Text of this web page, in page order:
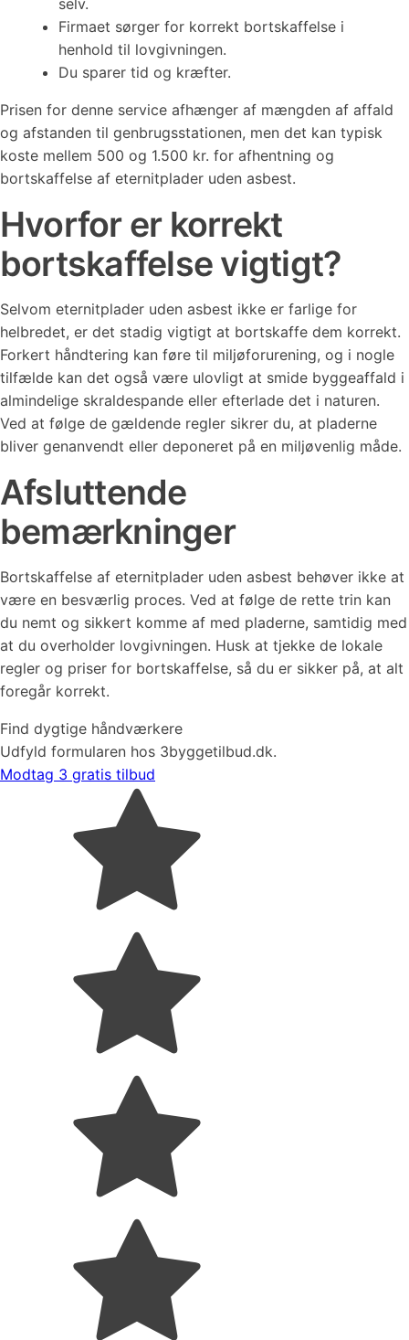
selv.
Firmaet sørger for korrekt bortskaffelse i
henhold til lovgivningen.
Du sparer tid og kræfter.
Prisen for denne service afhænger af mængden af affald
og afstanden til genbrugsstationen, men det kan typisk
koste mellem 500 og 1.500 kr. for afhentning og
bortskaffelse af eternitplader uden asbest.
Hvorfor er korrekt
bortskaffelse vigtigt?
Selvom eternitplader uden asbest ikke er farlige for
helbredet, er det stadig vigtigt at bortskaffe dem korrekt.
Forkert håndtering kan føre til miljøforurening, og i nogle
tilfælde kan det også være ulovligt at smide byggeaffald i
almindelige skraldespande eller efterlade det i naturen.
Ved at følge de gældende regler sikrer du, at pladerne
bliver genanvendt eller deponeret på en miljøvenlig måde.
Afsluttende
bemærkninger
Bortskaffelse af eternitplader uden asbest behøver ikke at
være en besværlig proces. Ved at følge de rette trin kan
du nemt og sikkert komme af med pladerne, samtidig med
at du overholder lovgivningen. Husk at tjekke de lokale
regler og priser for bortskaffelse, så du er sikker på, at alt
foregår korrekt.
Find dygtige håndværkere
Udfyld formularen hos 3byggetilbud.dk.
Modtag 3 gratis tilbud